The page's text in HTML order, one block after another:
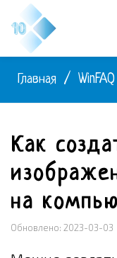
Главная / WinFAQ
Как
на
Обновлено: 2023-03-03